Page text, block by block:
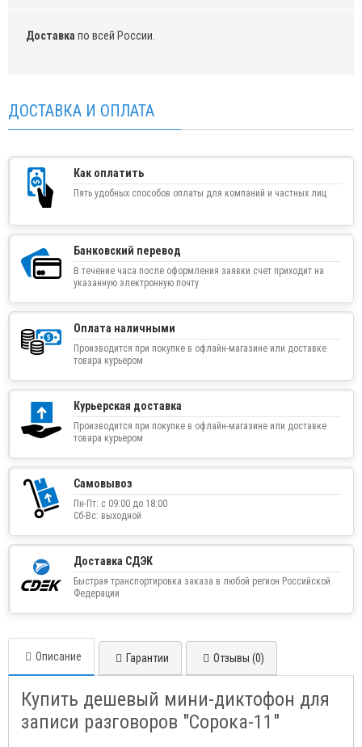
Доставка по всей России.
ДОСТАВКА И ОПЛАТА
Как оплатить
Пять удобных способов оплаты для компаний и частных лиц
Банковский перевод
В течение часа после оформления заявки счет приходит на
указанную электронную почту
Оплата наличными
Производится при покупке в офлайн-магазине или доставке
товара курьером
Курьерская доставка
Производится при покупке в офлайн-магазине или доставке
товара курьером
Самовывоз
Пн-Пт: с 09:00 до 18:00
Сб-Вс: выходной
Доставка СДЭК
Быстрая транспортировка заказа в любой регион Российской
Федерации
Описание Гарантии Отзывы (0)
Купить дешевый мини-диктофон для
записи разговоров "Сорока-11"